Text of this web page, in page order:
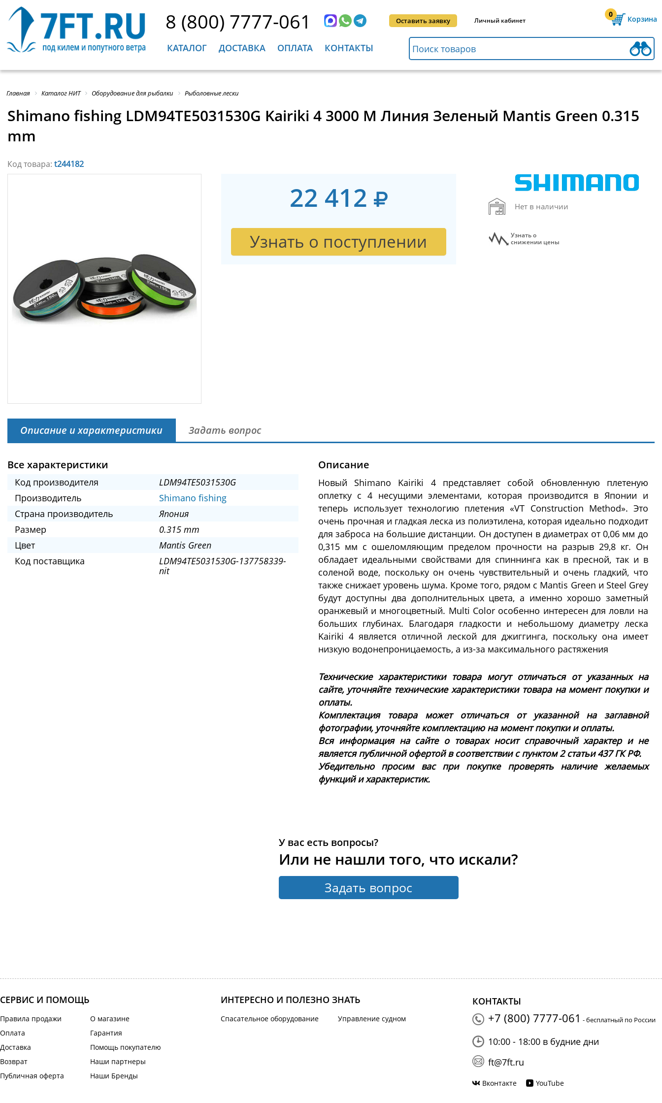
8 (800) 7777-061 Оставить заявку Личный кабинет
0
Корзина
КАТАЛОГ ДОСТАВКА ОПЛАТА КОНТАКТЫ
Главная Каталог НИТ Оборудование для рыбалки Рыболовные лески
Shimano fishing LDM94TE5031530G Kairiki 4 3000 M Линия Зеленый Mantis Green 0.315
mm
Код товара: t244182
22 412
Узнать о поступлении
Нет в наличии
Узнать о
снижении цены
Описание и характеристики Задать вопрос
Все характеристики
Код производителя
LDM94TE5031530G
Производитель
Shimano fishing
Страна производитель
Япония
Размер
0.315 mm
Цвет
Mantis Green
Код поставщика
LDM94TE5031530G-137758339-
nit
Описание
Новый Shimano Kairiki 4 представляет собой обновленную плетеную
оплетку с 4 несущими элементами, которая производится в Японии и
теперь использует технологию плетения «VT Construction Method». Это
очень прочная и гладкая леска из полиэтилена, которая идеально подходит
для заброса на большие дистанции. Он доступен в диаметрах от 0,06 мм до
0,315 мм с ошеломляющим пределом прочности на разрыв 29,8 кг. Он
обладает идеальными свойствами для спиннинга как в пресной, так и в
соленой воде, поскольку он очень чувствительный и очень гладкий, что
также снижает уровень шума. Кроме того, рядом с Mantis Green и Steel Grey
будут доступны два дополнительных цвета, а именно хорошо заметный
оранжевый и многоцветный. Multi Color особенно интересен для ловли на
больших глубинах. Благодаря гладкости и небольшому диаметру леска
Kairiki 4 является отличной леской для джиггинга, поскольку она имеет
низкую водонепроницаемость, а из-за максимального растяжения
Технические характеристики товара могут отличаться от указанных на
сайте, уточняйте технические характеристики товара на момент покупки и
оплаты.
Комплектация товара может отличаться от указанной на заглавной
фотографии, уточняйте комплектацию на момент покупки и оплаты.
Вся информация на сайте о товарах носит справочный характер и не
является публичной офертой в соответствии с пунктом 2 статьи 437 ГК РФ.
Убедительно просим вас при покупке проверять наличие желаемых
функций и характеристик.
У вас есть вопросы?
Или не нашли того, что искали?
Задать вопрос
СЕРВИС И ПОМОЩЬ
Правила продажи
Оплата
Доставка
Возврат
Публичная оферта
О магазине
Гарантия
Помощь покупателю
Наши партнеры
Наши Бренды
ИНТЕРЕСНО И ПОЛЕЗНО ЗНАТЬ
Спасательное оборудование Управление судном
КОНТАКТЫ
+7 (800) 7777-061 - бесплатный по России
10:00 - 18:00 в будние дни
ft@7ft.ru
Вконтакте YouTube